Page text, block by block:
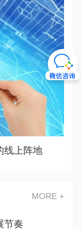
线上阵地
MORE +
节奏